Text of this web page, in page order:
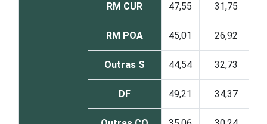
RM CUR 47,55 31,75
RM POA 45,01 26,92
Outras S 44,54 32,73
DF 49,21 34,37